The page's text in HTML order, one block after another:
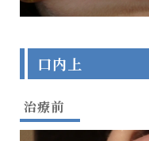
口内上
治療前